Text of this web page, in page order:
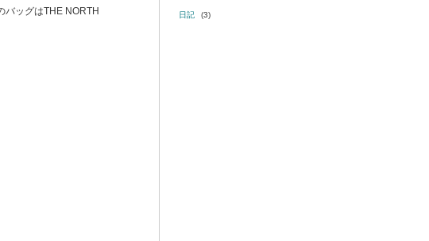
バッグはTHE NORTH
日記 (3)